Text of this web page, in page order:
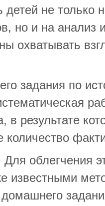
детей не только
но и на анализ
охватывать
задания по
в результате
количество
облегчения
известными
домашнего